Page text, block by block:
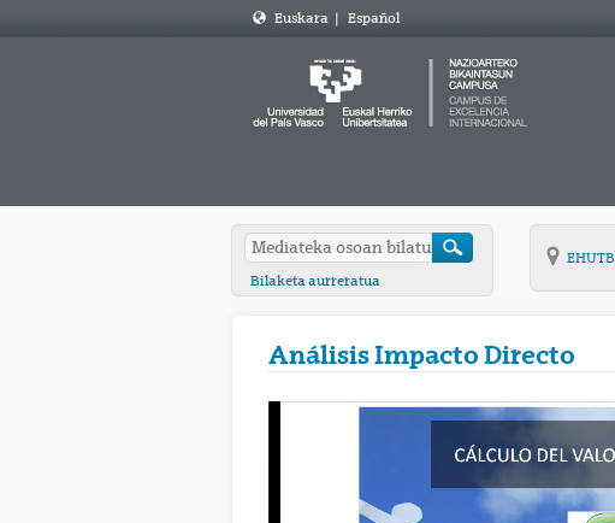
Euskara | Español
Bilaketa aurreratua
EHUTB
Análisis Impacto Directo